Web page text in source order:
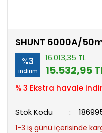
SHUNT 6000A/
%3
indirim
16.013,35 TL
15.532,95
% 3 Ekstra havale
Stok Kodu
1-3 iş günü içerisinde